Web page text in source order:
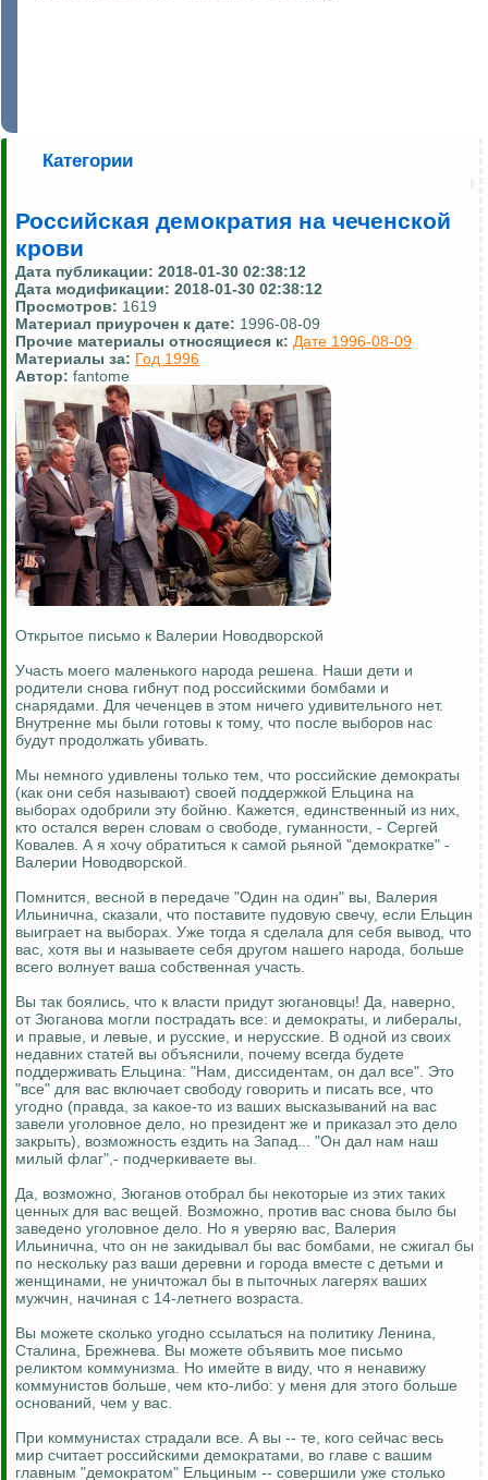
Категории
Российская демократия на чеченской
крови
Дата публикации: 2018-01-30 02:38:12
Дата модификации: 2018-01-30 02:38:12
Просмотров: 1619
Материал приурочен к дате: 1996-08-09
Прочие материалы относящиеся к: Дате 1996-08-09
Материалы за: Год 1996
Автор: fantome
Открытое письмо к Валерии Новодворской
Участь моего маленького народа решена. Наши дети и
родители снова гибнут под российскими бомбами и
снарядами. Для чеченцев в этом ничего удивительного нет.
Внутренне мы были готовы к тому, что после выборов нас
будут продолжать убивать.
Мы немного удивлены только тем, что российские демократы
(как они себя называют) своей поддержкой Ельцина на
выборах одобрили эту бойню. Кажется, единственный из них,
кто остался верен словам о свободе, гуманности, - Сергей
Ковалев. А я хочу обратиться к самой рьяной "демократке" -
Валерии Новодворской.
Помнится, весной в передаче "Один на один" вы, Валерия
Ильинична, сказали, что поставите пудовую свечу, если Ельцин
выиграет на выборах. Уже тогда я сделала для себя вывод, что
вас, хотя вы и называете себя другом нашего народа, больше
всего волнует ваша собственная участь.
Вы так боялись, что к власти придут зюгановцы! Да, наверно,
от Зюганова могли пострадать все: и демократы, и либералы,
и правые, и левые, и русские, и нерусские. В одной из своих
недавних статей вы объяснили, почему всегда будете
поддерживать Ельцина: "Нам, диссидентам, он дал все". Это
"все" для вас включает свободу говорить и писать все, что
угодно (правда, за какое-то из ваших высказываний на вас
завели уголовное дело, но президент же и приказал это дело
закрыть), возможность ездить на Запад... "Он дал нам наш
милый флаг",- подчеркиваете вы.
Да, возможно, Зюганов отобрал бы некоторые из этих таких
ценных для вас вещей. Возможно, против вас снова было бы
заведено уголовное дело. Но я уверяю вас, Валерия
Ильинична, что он не закидывал бы вас бомбами, не сжигал бы
по нескольку раз ваши деревни и города вместе с детьми и
женщинами, не уничтожал бы в пыточных лагерях ваших
мужчин, начиная с 14-летнего возраста.
Вы можете сколько угодно ссылаться на политику Ленина,
Сталина, Брежнева. Вы можете объявить мое письмо
реликтом коммунизма. Но имейте в виду, что я ненавижу
коммунистов больше, чем кто-либо: у меня для этого больше
оснований, чем у вас.
При коммунистах страдали все. А вы -- те, кого сейчас весь
мир считает российскими демократами, во главе с вашим
главным "демократом" Ельциным -- совершили уже столько